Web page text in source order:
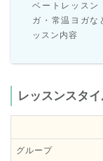
ベートレッスン
ガ・常温ヨガな
ッスン内容
レッスンスタ
グループ